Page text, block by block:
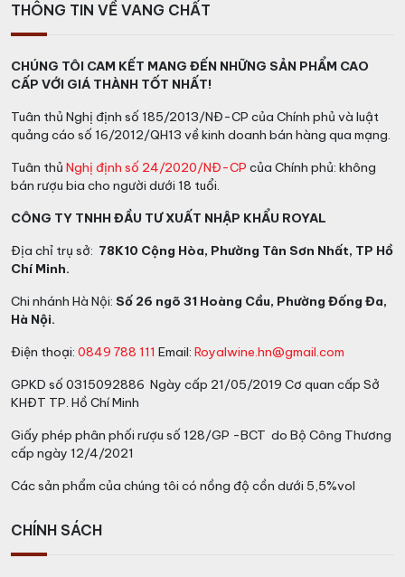
THÔNG TIN VỀ VANG CHẤT
CHÚNG TÔI CAM KẾT MANG ĐẾN NHỮNG SẢN PHẨM CAO
CẤP VỚI GIÁ THÀNH TỐT NHẤT!
Tuân thủ Nghị định số 185/2013/NĐ-CP của Chính phủ và luật
quảng cáo số 16/2012/QH13 về kinh doanh bán hàng qua mạng.
Tuân thủ Nghị định số 24/2020/NĐ-CP của Chính phủ: không
bán rượu bia cho người dưới 18 tuổi.
CÔNG TY TNHH ĐẦU TƯ XUẤT NHẬP KHẨU ROYAL
Địa chỉ trụ sở: 78K10 Cộng Hòa, Phường Tân Sơn Nhất, TP Hồ
Chí Minh.
Chi nhánh Hà Nội: Số 26 ngõ 31 Hoàng Cầu, Phường Đống Đa,
Hà Nội.
Điện thoại: 0849 788 111 Email: Royalwine.hn@gmail.com
GPKD số 0315092886 Ngày cấp 21/05/2019 Cơ quan cấp Sở
KHĐT TP. Hồ Chí Minh
Giấy phép phân phối rượu số 128/GP -BCT do Bộ Công Thương
cấp ngày 12/4/2021
Các sản phẩm của chúng tôi có nồng độ cồn dưới 5,5%vol
CHÍNH SÁCH